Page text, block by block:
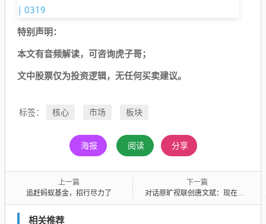
特别声明：
本文有音频解读，可咨询虎子哥；
文中股票仅为投资逻辑，无任何买卖建议。
标签： 核心 市场 板块
海报 阅读 分享
上一篇
追赶蚂蚁基金，招行尽力了
下一篇
对话原旷视联创唐文斌：现在很多具身订单都是“伪商业化”
相关推荐